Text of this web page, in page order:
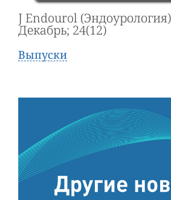
J Endourol
Декабрь; 24(12)
Выпуски